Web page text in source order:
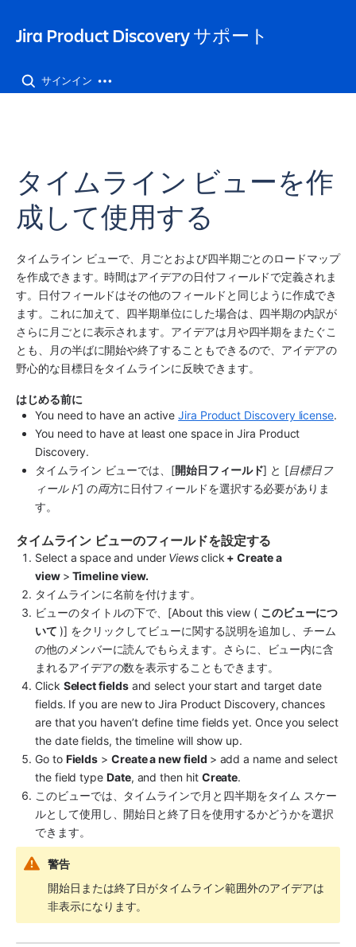
Jira Product Discovery サポート
サインイン
タイムライン ビューを作
成して使用する
タイムライン ビューで、月ごとおよび四半期ごとのロードマップ
を作成できます。時間はアイデアの日付フィールドで定義されま
す。日付フィールドはその他のフィールドと同じように作成でき
ます。これに加えて、四半期単位にした場合は、四半期の内訳が
さらに月ごとに表示されます。アイデアは月や四半期をまたぐこ
とも、月の半ばに開始や終了することもできるので、アイデアの
野心的な目標日をタイムラインに反映できます。
はじめる前に
You need to have an active Jira Product Discovery license.
You need to have at least one space in Jira Product
Discovery.
タイムライン ビューでは、[開始日フィールド] と [目標日フ
ィールド] の両方に日付フィールドを選択する必要がありま
す。
タイムライン ビューのフィールドを設定する
Select a spaceand under Viewsclick + Create a
view > Timeline view.
タイムラインに名前を付けます。
ビューのタイトルの下で、[About this view ( このビューにつ
いて )] をクリックしてビューに関する説明を追加し、チーム
の他のメンバーに読んでもらえます。さらに、ビュー内に含
まれるアイデアの数を表示することもできます。
Click Select fields and select your start and target date
fields. If you are new to Jira Product Discovery, chances
are that you haven’t define time fields yet. Once you select
the date fields, the timeline will show up.
Go to Fields > Create a new field > add a name and select
the field type Date, and then hit Create.
このビューでは、タイムラインで月と四半期をタイム スケー
ルとして使用し、開始日と終了日を使用するかどうかを選択
できます。
警告
開始日または終了日がタイムライン範囲外のアイデアは
非表示になります。